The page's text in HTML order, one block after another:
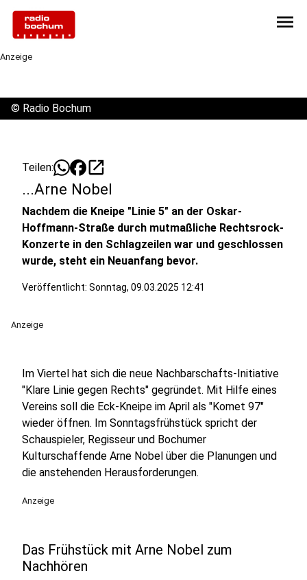
menu
Anzeige
© Radio Bochum
Teilen: open_in_new
...Arne Nobel
Nachdem die Kneipe "Linie 5" an der Oskar-
Hoffmann-Straße durch mutmaßliche Rechtsrock-
Konzerte in den Schlagzeilen war und geschlossen
wurde, steht ein Neuanfang bevor.
Veröffentlicht: Sonntag, 09.03.2025 12:41
Anzeige
Im Viertel hat sich die neue Nachbarschafts-Initiative
"Klare Linie gegen Rechts" gegründet. Mit Hilfe eines
Vereins soll die Eck-Kneipe im April als "Komet 97"
wieder öffnen. Im Sonntagsfrühstück spricht der
Schauspieler, Regisseur und Bochumer
Kulturschaffende Arne Nobel über die Planungen und
die anstehenden Herausforderungen.
Anzeige
Das Frühstück mit Arne Nobel zum
Nachhören